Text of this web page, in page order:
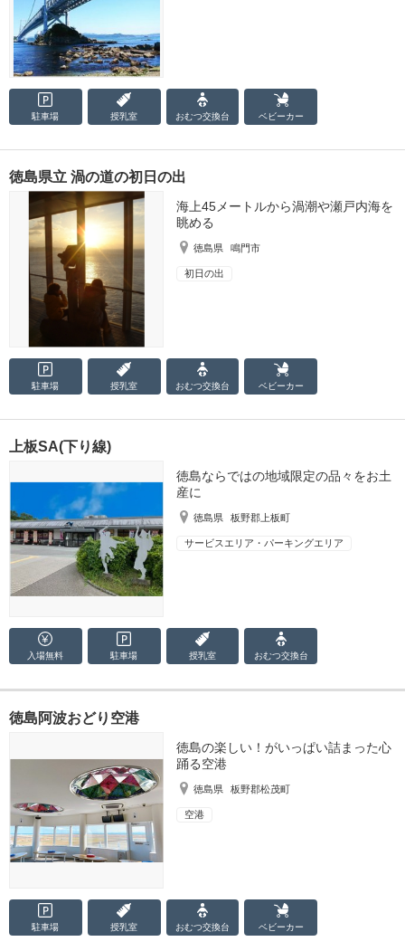
駐車場 授乳室 おむつ交換台 ベビーカー
徳島県立 渦の道の初日の出
海上45メートルから渦潮や瀬戸内海を
眺める
徳島県 鳴門市
初日の出
駐車場 授乳室 おむつ交換台 ベビーカー
上板SA(下り線)
徳島ならではの地域限定の品々をお土
産に
徳島県 板野郡上板町
サービスエリア・パーキングエリア
入場無料 駐車場 授乳室 おむつ交換台
徳島阿波おどり空港
徳島の楽しい！がいっぱい詰まった心
踊る空港
徳島県 板野郡松茂町
空港
駐車場 授乳室 おむつ交換台 ベビーカー